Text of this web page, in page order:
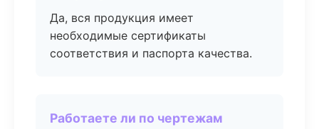
Да, вся продукция имеет
необходимые сертификаты
соответствия и паспорта качества.
Работаете ли по чертежам